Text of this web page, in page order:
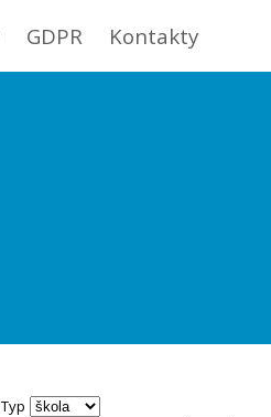
GDPR Kontakty
Typ